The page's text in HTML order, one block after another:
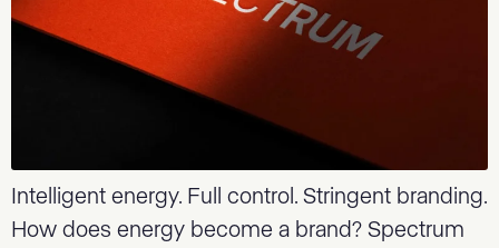
Intelligent energy. Full control. Stringent branding.
How does energy become a brand? Spectrum